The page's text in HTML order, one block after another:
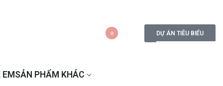
0 DỰ ÁN TIÊU BIỂU
SẢN PHẨM KHÁC